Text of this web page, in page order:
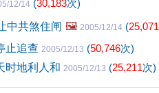
12/14 (30,183次)
中共煞住闸 🖼️ 2005/12/14 (25,071
止追查 2005/12/13 (50,746次)
时地利人和 2005/12/13 (25,211次)